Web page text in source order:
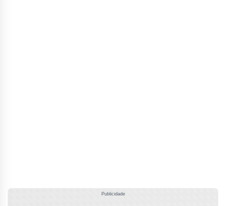
Publicidade